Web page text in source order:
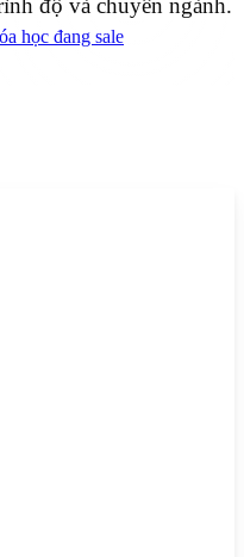
học đang sale